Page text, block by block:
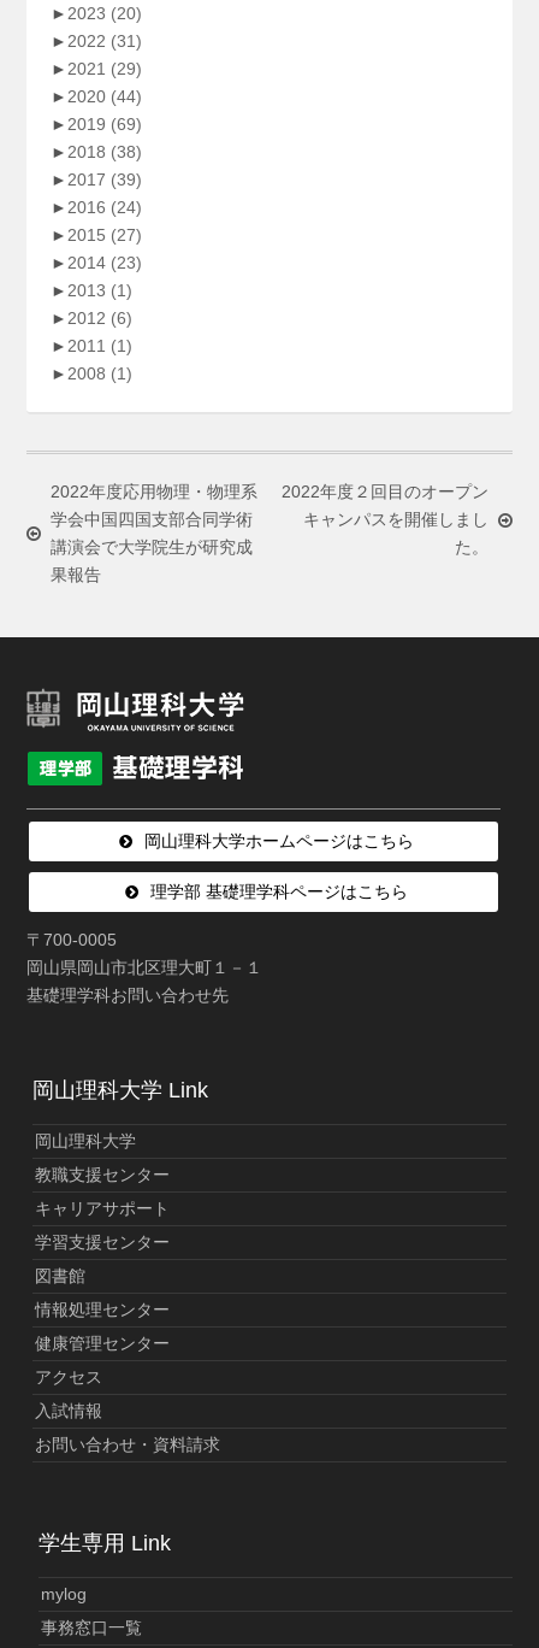
►2023 (20)
►2022 (31)
►2021 (29)
►2020 (44)
►2019 (69)
►2018 (38)
►2017 (39)
►2016 (24)
►2015 (27)
►2014 (23)
►2013 (1)
►2012 (6)
►2011 (1)
►2008 (1)
2022年度応用物理・物理系
学会中国四国支部合同学術
講演会で大学院生が研究成
果報告
2022年度２回目のオープン
キャンパスを開催しまし
た。
岡山理科大学ホームページはこちら
理学部 基礎理学科ページはこちら
〒700-0005
岡山県岡山市北区理大町１－１
基礎理学科お問い合わせ先
岡山理科大学 Link
岡山理科大学
教職支援センター
キャリアサポート
学習支援センター
図書館
情報処理センター
健康管理センター
アクセス
入試情報
お問い合わせ・資料請求
学生専用 Link
mylog
事務窓口一覧